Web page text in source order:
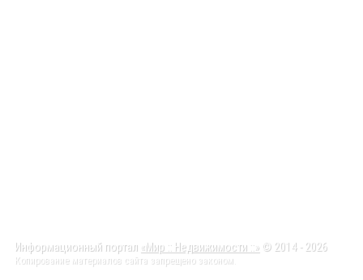
Информационный портал «Мир :: Недвижимости ::» © 2014 - 2026
Копирование материалов сайта запрещено законом.